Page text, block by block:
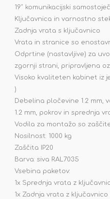
19˝ komunikacijski
Ključavnica in varnostno
Zadnja vrata s ključavnico
Vrata in stranice so
Odprtine (nastavljive) za
zgornji strani, pripravljena
Visoko kvaliteten kabinet iz
)
Debelina pločevine 1.2 mm,
1.2 mm, pokrov in sprednja
Vodila za montažo so
Nosilnost: 1000 kg
Zaščita IP20
Barva: siva RAL7035
Vsebina paketov:
1x Sprednja vrata z
1x Zadnja vrata z